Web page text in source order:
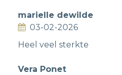
marielle dewilde
03-02-2026
Heel veel sterkte
Vera Ponet